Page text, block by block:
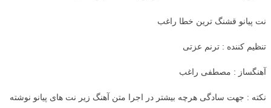
نت پیانو قشنگ ترین خطا راغب
تنظیم کننده : ترنم عزتی
آهنگساز : مصطفی راغب
نکته : جهت سادگی هرچه بیشتر در اجرا متن آهنگ زیر نت های پیانو نوشته